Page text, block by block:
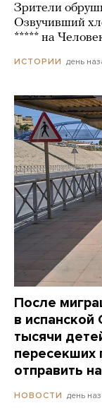
Зрители
Озвучивший
***** на
ИСТОРИИ день
После
в
тысячи
пересекших
отправить
НОВОСТИ день